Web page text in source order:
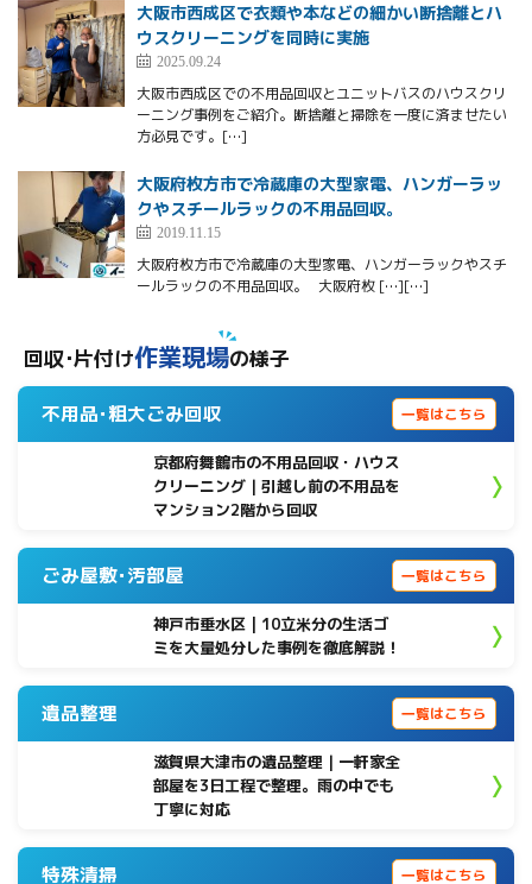
大阪市西成区で衣類や本などの細かい断捨離とハ
ウスクリーニングを同時に実施
2025.09.24
大阪市西成区での不用品回収とユニットバスのハウスクリ
ーニング事例をご紹介。断捨離と掃除を一度に済ませたい
方必見です。[…]
大阪府枚方市で冷蔵庫の大型家電、ハンガーラッ
クやスチールラックの不用品回収。
2019.11.15
大阪府枚方市で冷蔵庫の大型家電、ハンガーラックやスチ
ールラックの不用品回収。 大阪府枚 […][…]
回収･片付け作業現場の様子
不用品･粗大ごみ回収 一覧はこちら
京都府舞鶴市の不用品回収・ハウス
クリーニング｜引越し前の不用品を
マンション2階から回収
ごみ屋敷･汚部屋 一覧はこちら
神戸市垂水区 | 10立米分の生活ゴ
ミを大量処分した事例を徹底解説！
遺品整理 一覧はこちら
滋賀県大津市の遺品整理｜一軒家全
部屋を3日工程で整理。雨の中でも
丁寧に対応
特殊清掃 一覧はこちら